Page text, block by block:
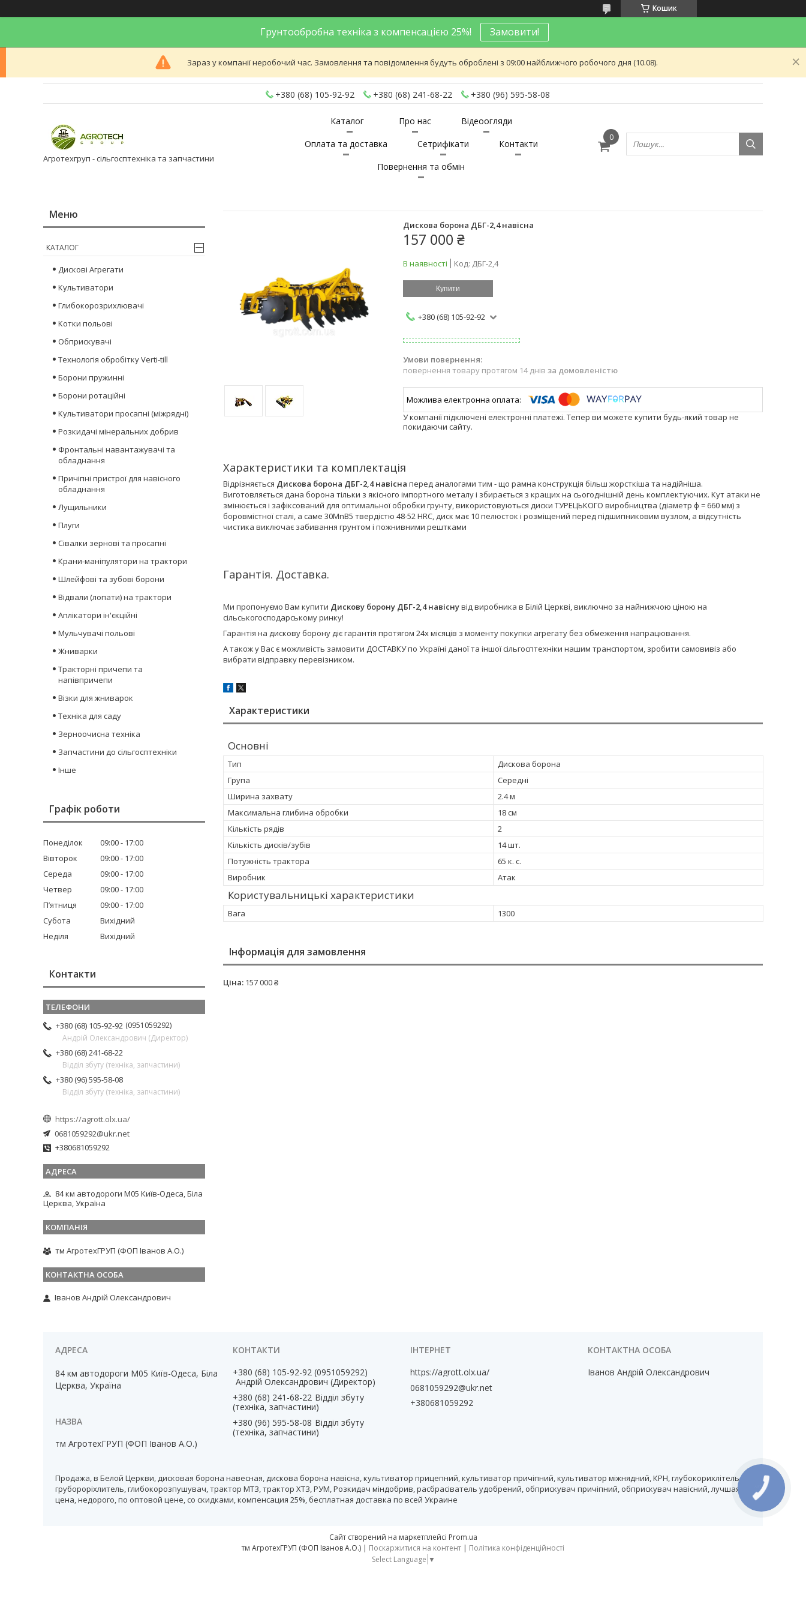
Кошик
Грунтообробна техніка з компенсацією 25%! Замовити!
Зараз у компанії неробочий час. Замовлення та повідомлення будуть оброблені з 09:00 найближчого робочого дня (10.08).
+380 (68) 105-92-92 +380 (68) 241-68-22 +380 (96) 595-58-08
Агротехгруп - сільгосптехніка та запчастини
Каталог Про нас
Відеоогляди
Оплата та доставка
Сетрифікати
Контакти
Повернення та обмін
Дискова борона ДБГ-2,4 навісна
157 000 ₴
В наявності Код: ДБГ-2,4
Купити
+380 (68) 105-92-92
повернення товару протягом 14 днів за домовленістю
У компанії підключені електронні платежі. Тепер ви можете купити будь-який товар не
покидаючи сайту.
Характеристики та комплектація
Відрізняється Дискова борона ДБГ-2,4 навісна перед аналогами тим - що рамна конструкція більш жорсткіша та надійніша.
Виготовляється дана борона тільки з якісного імпортного металу і збирається з кращих на сьогоднішній день комплектуючих. Кут атаки не
змінюється і зафіксований для оптимальної обробки грунту, використовуються диски ТУРЕЦЬКОГО виробництва (діаметр ф = 660 мм) з
боровмістної сталі, а саме 30MnB5 твердістю 48-52 HRC, диск має 10 пелюсток і розміщений перед підшипниковим вузлом, а відсутність
чистика виключає забивання грунтом і пожнивними рештками
Гарантія. Доставка.
Ми пропонуємо Вам купити Дискову борону ДБГ-2,4 навіснувід виробника в Білій Церкві, виключно за найнижчою ціною на
сільськогосподарському ринку!
Гарантія на дискову борону діє гарантія протягом 24х місяців з моменту покупки агрегату без обмеження напрацювання.
А також у Вас є можливість замовити ДОСТАВКУ по Україні даної та іншої сільгосптехніки нашим транспортом, зробити самовивіз або
вибрати відправку перевізником.
Характеристики
Основні
Тип
Дискова борона
Група
Середні
Ширина захвату
2.4 м
Максимальна глибина обробки
18 см
Кількість рядів
2
Кількість дисків/зубів
14 шт.
Потужність трактора
65 к. с.
Виробник
Атак
Користувальницькі характеристики
Вага 1300
Інформація для замовлення
Ціна: 157 000 ₴
КАТАЛОГ
Дискові Агрегати
Культиватори
Глибокорозрихлювачі
Котки польові
Обприскувачі
Технологія обробітку Verti-till
Борони пружинні
Борони ротаційні
Культиватори просапні (міжрядні)
Розкидачі мінеральних добрив
Фронтальні навантажувачі та
обладнання
Причіпні пристрої для навісного
обладнання
Лущильники
Плуги
Сівалки зернові та просапні
Крани-маніпулятори на трактори
Шлейфові та зубові борони
Відвали (лопати) на трактори
Аплікатори ін'єкційні
Мульчувачі польові
Жниварки
Тракторні причепи та
напівпричепи
Візки для жниварок
Техніка для саду
Зерноочисна техніка
Запчастини до сільгосптехніки
Інше
Графік роботи
Понеділок 09:00
17:00
Вівторок
09:00
17:00
Середа
09:00
17:00
Четвер
09:00
17:00
Пʼятниця
09:00
17:00
Субота
Вихідний
Неділя
Вихідний
Контакти
+380 (68) 105-92-92 0951059292
Андрій Олександрович (Директор)
+380 (68) 241-68-22
Відділ збуту (техніка, запчастини)
+380 (96) 595-58-08
Відділ збуту (техніка, запчастини)
https://agrott.olx.ua/
0681059292@ukr.net
+380681059292
84 км автодороги М05 Київ-Одеса, Біла
Церква, Україна
тм АгротехГРУП (ФОП Іванов А.О.)
Іванов Андрій Олександрович
84 км автодороги М05 Київ-Одеса, Біла
Церква, Україна
тм АгротехГРУП (ФОП Іванов А.О.)
+380 (68) 105-92-92 0951059292
Андрій Олександрович (Директор)
+380 (68) 241-68-22 Відділ збуту
(техніка, запчастини)
+380 (96) 595-58-08 Відділ збуту
(техніка, запчастини)
https://agrott.olx.ua/
0681059292@ukr.net
+380681059292
Іванов Андрій Олександрович
Продажа, в Белой Церкви, дисковая борона навесная, дискова борона навісна, культиватор прицепний, культиватор причіпний, культиватор міжнядний, КРН, глубокорихлітель,
грубороріхлитель, глибокорозпушувач, трактор МТЗ, трактор ХТЗ, РУМ, Розкидач міндобрив, расбрасіватель удобрений, обприскувач причіпний, обприскувач навісний, лучшая
цена, недорого, по оптовой цене, со скидками, компенсация 25%, бесплатная доставка по всей Украине
Сайт створений на маркетплейсі Prom.ua
тм АгротехГРУП (ФОП Іванов А.О.) | Поскаржитися на контент | Політика конфіденційності
Select Language ▼